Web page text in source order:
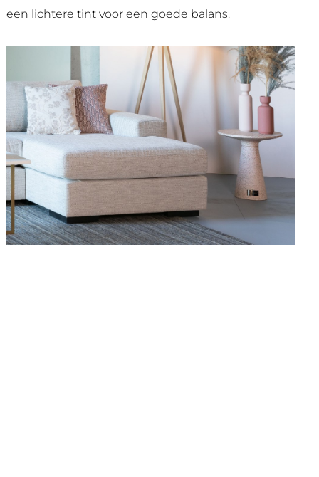
een lichtere tint voor een goede balans.